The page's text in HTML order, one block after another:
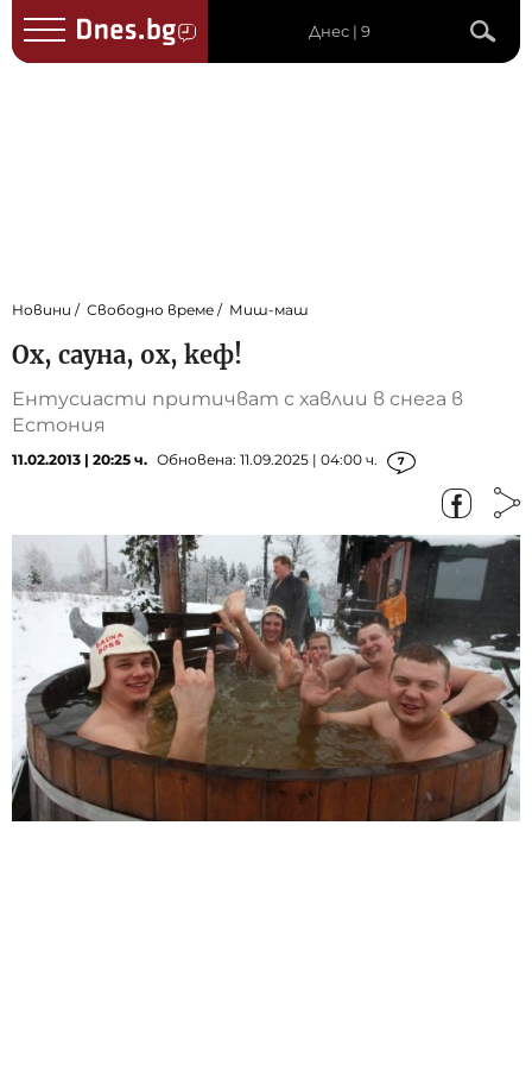
Днес | 9
Новини Свободно време Миш-маш
Ох, сауна, ох, кеф!
Ентусиасти притичват с хавлии в снега в
Естония
11.02.2013 | 20:25 ч. Обновена: 11.09.2025 | 04:00 ч. 7